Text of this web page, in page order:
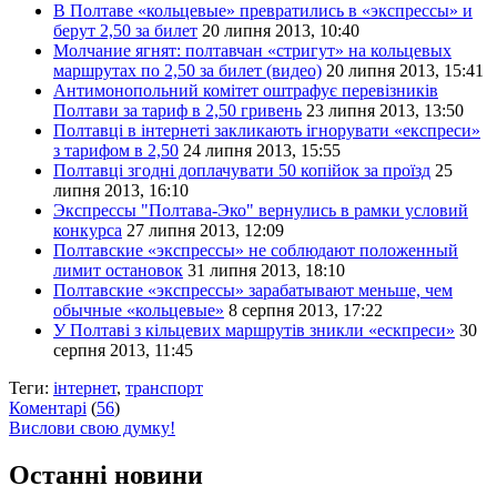
В Полтаве «кольцевые» превратились в «экспрессы» и
берут 2,50 за билет 20 липня 2013, 10:40
Молчание ягнят: полтавчан «стригут» на кольцевых
маршрутах по 2,50 за билет (видео) 20 липня 2013, 15:41
Антимонопольний комітет оштрафує перевізників
Полтави за тариф в 2,50 гривень 23 липня 2013, 13:50
Полтавці в інтернеті закликають ігнорувати «експреси»
з тарифом в 2,50 24 липня 2013, 15:55
Полтавці згодні доплачувати 50 копійок за проїзд 25
липня 2013, 16:10
Экспрессы "Полтава-Эко" вернулись в рамки условий
конкурса 27 липня 2013, 12:09
Полтавские «экспрессы» не соблюдают положенный
лимит остановок 31 липня 2013, 18:10
Полтавские «экспрессы» зарабатывают меньше, чем
обычные «кольцевые» 8 серпня 2013, 17:22
У Полтаві з кільцевих маршрутів зникли «ескпреси» 30
серпня 2013, 11:45
Теги: інтернет, транспорт
Коментарі (56)
Вислови свою думку!
Останні новини